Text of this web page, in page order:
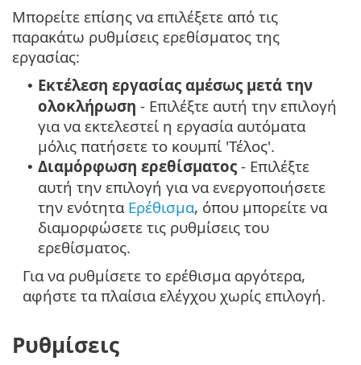
Μπορείτε επίσης να επιλέξετε από τις
παρακάτω ρυθμίσεις ερεθίσματος της
εργασίας:
• Εκτέλεση εργασίας αμέσως μετά την
ολοκλήρωση - Επιλέξτε αυτή την επιλογή
για να εκτελεστεί η εργασία αυτόματα
μόλις πατήσετε το κουμπί 'Τέλος'.
• Διαμόρφωση ερεθίσματος - Επιλέξτε
αυτή την επιλογή για να ενεργοποιήσετε
την ενότητα Ερέθισμα, όπου μπορείτε να
διαμορφώσετε τις ρυθμίσεις του
ερεθίσματος.
Για να ρυθμίσετε το ερέθισμα αργότερα,
αφήστε τα πλαίσια ελέγχου χωρίς επιλογή.
Ρυθμίσεις